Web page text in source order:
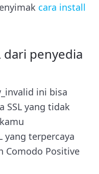
cara install
dari penyedia
ini bisa
SSL yang tidak
yang terpercaya
Comodo Positive